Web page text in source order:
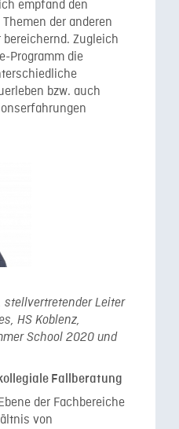
empfand den
der anderen
Zugleich
Programm die
bzw. auch
stellvertretender Leiter
HS Koblenz,
School 2020 und
Fallberatung
der Fachbereiche
von